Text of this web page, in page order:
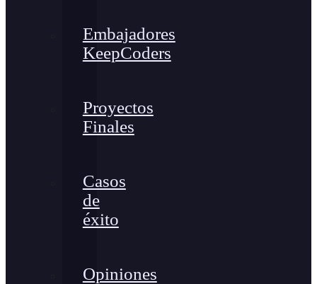
Embajadores
KeepCoders
Proyectos
Finales
Casos
de
éxito
Opiniones